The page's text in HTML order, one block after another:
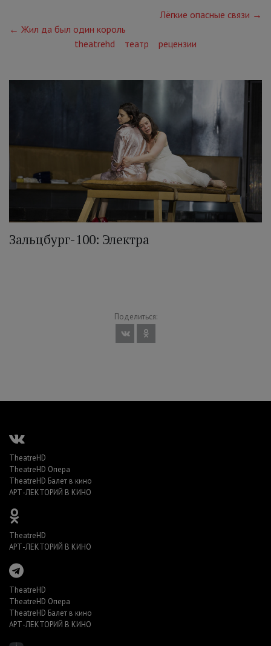
Лёгкие опасные связи →
← Жил да был один король
theatrehd
театр рецензии
Зальцбург-100: Электра
Поделиться:
TheatreHD
TheatreHD Опера
TheatreHD Балет в кино
АРТ-ЛЕКТОРИЙ В КИНО
TheatreHD
АРТ-ЛЕКТОРИЙ В КИНО
TheatreHD
TheatreHD Опера
TheatreHD Балет в кино
АРТ-ЛЕКТОРИЙ В КИНО